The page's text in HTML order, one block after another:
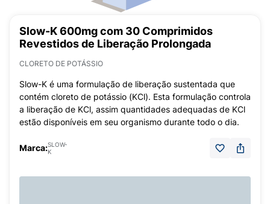
Slow-K 600mg com 30 Comprimidos
Revestidos de Liberação Prolongada
CLORETO DE POTÁSSIO
Slow-K é uma formulação de liberação sustentada que
contém cloreto de potássio (KCl). Esta formulação controla
a liberação de KCl, assim quantidades adequadas de KCl
estão disponíveis em seu organismo durante todo o dia.
Marca:SLOW-
K